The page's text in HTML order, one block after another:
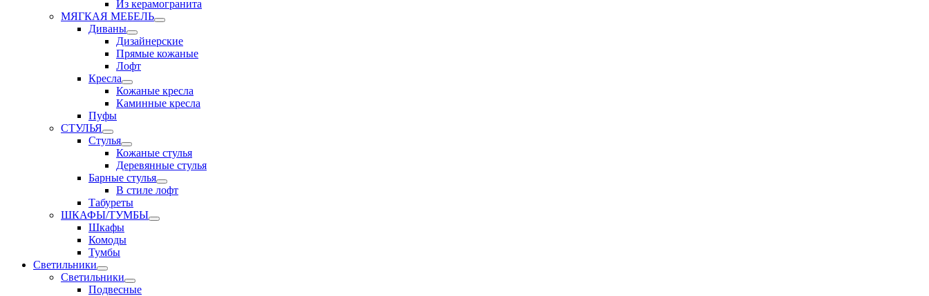
Из керамогранита
МЯГКАЯ МЕБЕЛЬ
Диваны
Дизайнерские
Прямые кожаные
Лофт
Кресла
Кожаные кресла
Каминные кресла
Пуфы
СТУЛЬЯ
Стулья
Кожаные стулья
Деревянные стулья
Барные стулья
В стиле лофт
Табуреты
ШКАФЫ/ТУМБЫ
Шкафы
Комоды
Тумбы
Светильники
Светильники
Подвесные